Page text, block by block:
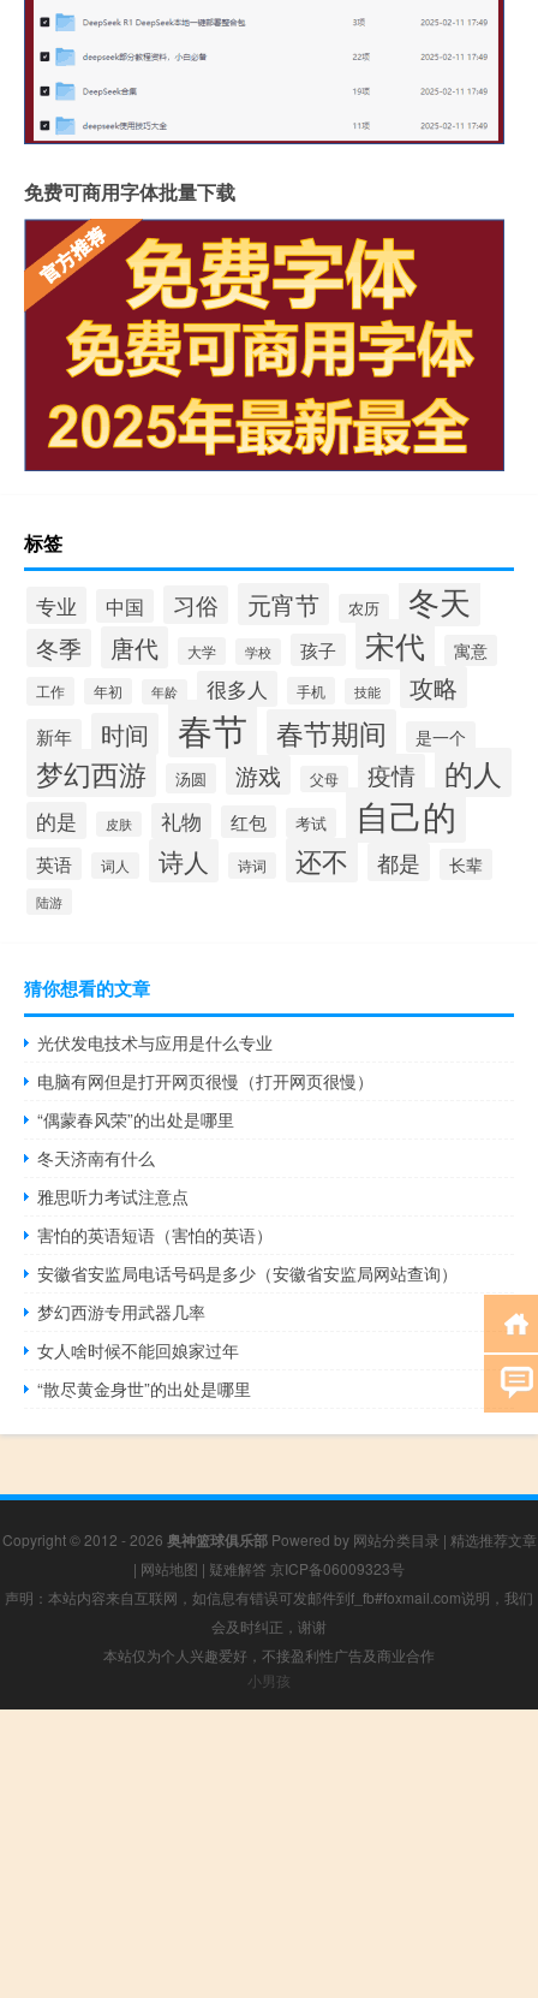
免费可商用字体批量下载
标签
专业 中国 习俗 元宵节 农历 冬天
冬季 唐代 大学 学校 孩子 宋代 寓意
工作 年初 年龄 很多人 手机 技能 攻略
新年 时间 春节 春节期间 是一个
梦幻西游 汤圆 游戏 父母 疫情 的人
的是 皮肤 礼物 红包 考试 自己的
英语 词人 诗人 诗词 还不 都是 长辈
陆游
猜你想看的文章
光伏发电技术与应用是什么专业
电脑有网但是打开网页很慢（打开网页很慢）
“偶蒙春风荣”的出处是哪里
冬天济南有什么
雅思听力考试注意点
害怕的英语短语（害怕的英语）
安徽省安监局电话号码是多少（安徽省安监局网站查询）
梦幻西游专用武器几率
女人啥时候不能回娘家过年
“散尽黄金身世”的出处是哪里
Copyright © 2012 - 2026 奥神篮球俱乐部Powered by 网站分类目录 | 精选推荐文章
| 网站地图 | 疑难解答 京ICP备06009323号
声明：本站内容来自互联网，如信息有错误可发邮件到f_fb#foxmail.com说明，我们
会及时纠正，谢谢
本站仅为个人兴趣爱好，不接盈利性广告及商业合作
小男孩